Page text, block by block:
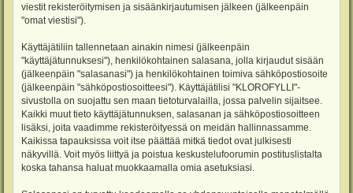
viestit rekisteröitymisen ja sisäänkirjautumisen jälkeen (jälkeenpäin
"omat viestisi").
Käyttäjätiliin tallennetaan ainakin nimesi (jälkeenpäin
"käyttäjätunnuksesi"), henkilökohtainen salasana, jolla kirjaudut sisään
(jälkeenpäin "salasanasi") ja henkilökohtainen toimiva sähköpostiosoite
(jälkeenpäin "sähköpostiosoitteesi"). Käyttäjätilisi "KLOROFYLLI"-
sivustolla on suojattu sen maan tietoturvalailla, jossa palvelin sijaitsee.
Kaikki muut tieto käyttäjätunnuksen, salasanan ja sähköpostiosoitteen
lisäksi, joita vaadimme rekisteröityessä on meidän hallinnassamme.
Kaikissa tapauksissa voit itse päättää mitkä tiedot ovat julkisesti
näkyvillä. Voit myös liittyä ja poistua keskustelufoorumin postituslistalta
koska tahansa haluat muokkaamalla omia asetuksiasi.